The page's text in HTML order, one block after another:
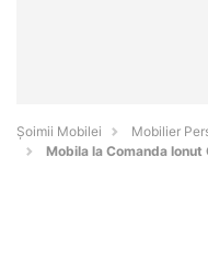
Șoimii Mobilei
Mobilier
Mobila la Comanda Ionut